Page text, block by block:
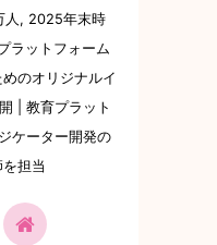
人, 2025年末時
ラットフォーム
のオリジナルイ
| 教育プラット
ケーター開発の
担当